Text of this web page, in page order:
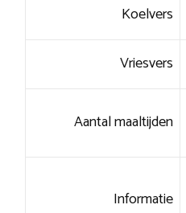
Koelvers
Vriesvers
Aantal maaltijden
Informatie